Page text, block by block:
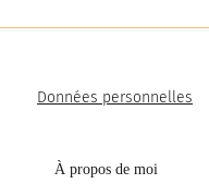
À propos de moi
Données personnelles